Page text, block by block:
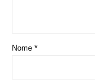
Nome *